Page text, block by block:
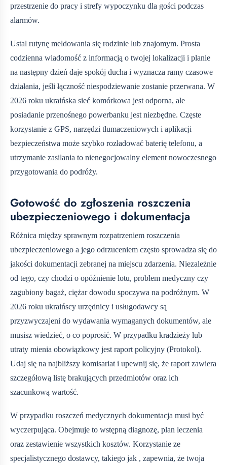
przestrzenie do pracy i strefy wypoczynku dla gości podczas
alarmów.
Ustal rutynę meldowania się rodzinie lub znajomym. Prosta
codzienna wiadomość z informacją o twojej lokalizacji i planie
na następny dzień daje spokój ducha i wyznacza ramy czasowe
działania, jeśli łączność niespodziewanie zostanie przerwana. W
2026 roku ukraińska sieć komórkowa jest odporna, ale
posiadanie przenośnego powerbanku jest niezbędne. Częste
korzystanie z GPS, narzędzi tłumaczeniowych i aplikacji
bezpieczeństwa może szybko rozładować baterię telefonu, a
utrzymanie zasilania to nienegocjowalny element nowoczesnego
przygotowania do podróży.
Gotowość do zgłoszenia roszczenia
ubezpieczeniowego i dokumentacja
Różnica między sprawnym rozpatrzeniem roszczenia
ubezpieczeniowego a jego odrzuceniem często sprowadza się do
jakości dokumentacji zebranej na miejscu zdarzenia. Niezależnie
od tego, czy chodzi o opóźnienie lotu, problem medyczny czy
zagubiony bagaż, ciężar dowodu spoczywa na podróżnym. W
2026 roku ukraińscy urzędnicy i usługodawcy są
przyzwyczajeni do wydawania wymaganych dokumentów, ale
musisz wiedzieć, o co poprosić. W przypadku kradzieży lub
utraty mienia obowiązkowy jest raport policyjny (Protokol).
Udaj się na najbliższy komisariat i upewnij się, że raport zawiera
szczegółową listę brakujących przedmiotów oraz ich
szacunkową wartość.
W przypadku roszczeń medycznych dokumentacja musi być
wyczerpująca. Obejmuje to wstępną diagnozę, plan leczenia
oraz zestawienie wszystkich kosztów. Korzystanie ze
specjalistycznego dostawcy, takiego jak , zapewnia, że twoja